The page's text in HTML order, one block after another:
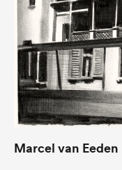
Marcel van Eeden